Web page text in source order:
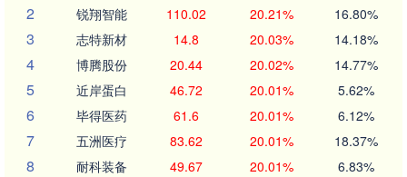
2 锐翔智能 110.02 20.21% 16.80%
3 志特新材 14.8 20.03% 14.18%
4 博腾股份 20.44 20.02% 14.77%
5 近岸蛋白 46.72 20.01% 5.62%
6 毕得医药 61.6 20.01% 6.12%
7 五洲医疗 83.62 20.01% 18.37%
8 耐科装备 49.67 20.01% 6.83%